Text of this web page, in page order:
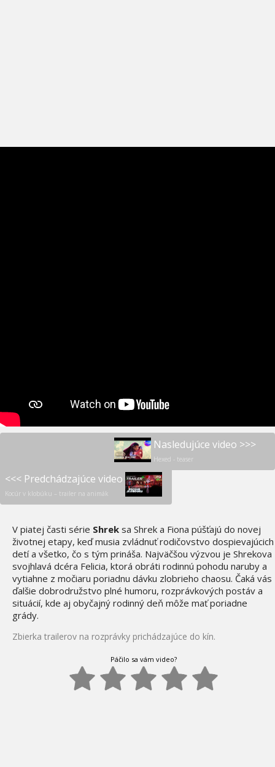
Nasledujúce video >>>
Hexed - teaser
<<< Predchádzajúce video
Kocúr v klobúku – trailer na animák
V piatej časti série Shrek sa Shrek a Fiona púšťajú do novej
životnej etapy, keď musia zvládnuť rodičovstvo dospievajúcich
detí a všetko, čo s tým prináša. Najväčšou výzvou je Shrekova
svojhlavá dcéra Felicia, ktorá obráti rodinnú pohodu naruby a
vytiahne z močiaru poriadnu dávku zlobrieho chaosu. Čaká vás
ďalšie dobrodružstvo plné humoru, rozprávkových postáv a
situácií, kde aj obyčajný rodinný deň môže mať poriadne
grády.
Zbierka trailerov na rozprávky prichádzajúce do kín.
Páčilo sa vám video?